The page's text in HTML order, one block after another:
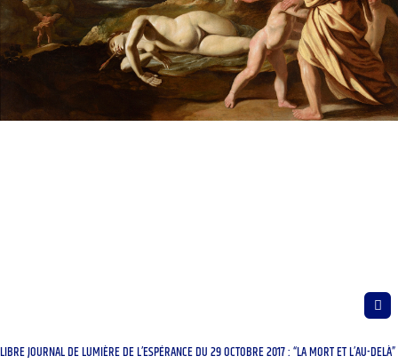
LIBRE JOURNAL DE LUMIÈRE DE L’ESPÉRANCE DU 29 OCTOBRE 2017 : “LA MORT ET L’AU-DELÀ”